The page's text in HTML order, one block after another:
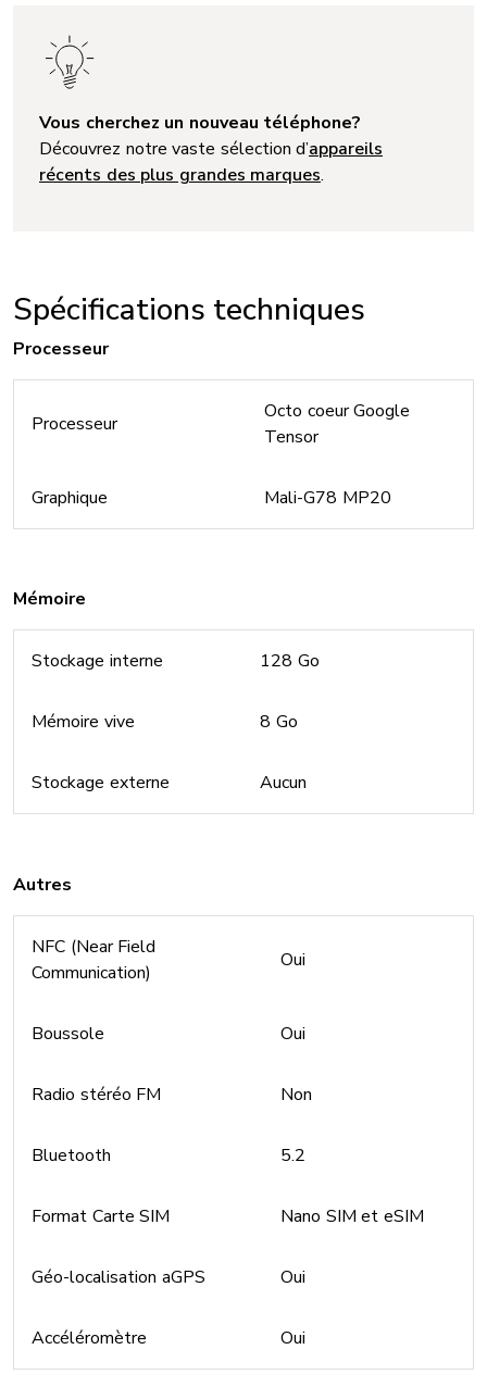
Vous cherchez un nouveau téléphone?
Découvrez notre vaste sélection d’appareils
récents des plus grandes marques.
Spécifications techniques
Processeur
Processeur
Octo coeur Google
Tensor
Graphique Mali-G78 MP20
Mémoire
Stockage interne 128 Go
Mémoire vive 8 Go
Stockage externe Aucun
Autres
NFC (Near Field
Communication)
Oui
Boussole Oui
Radio stéréo FM Non
Bluetooth 5.2
Format Carte SIM Nano SIM et eSIM
Géo-localisation aGPS Oui
Accéléromètre Oui